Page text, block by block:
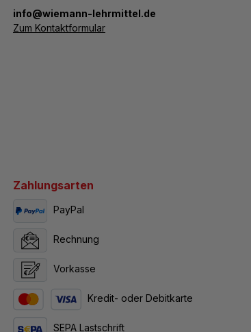
­info@wiemann-lehrmittel.de
Zum Kontaktformular
Zahlungsarten
PayPal
Rechnung
Vorkasse
Kredit- oder Debitkarte
SEPA Lastschrift